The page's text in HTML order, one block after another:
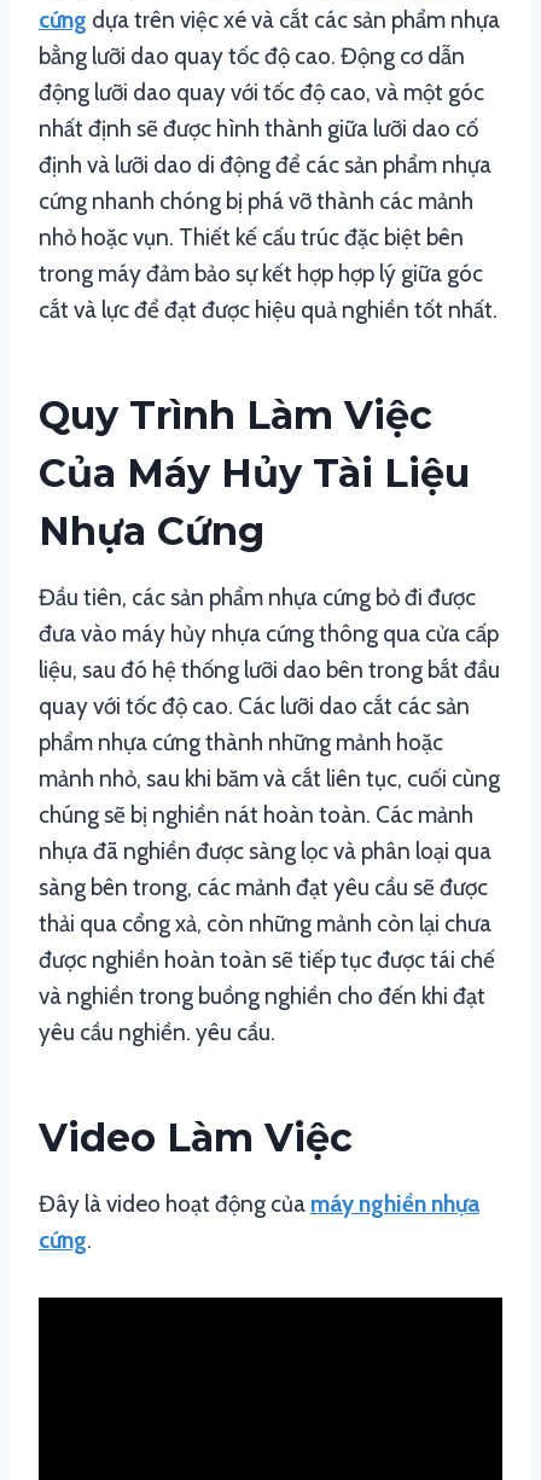
cứng dựa trên việc xé và cắt các sản phẩm nhựa
bằng lưỡi dao quay tốc độ cao. Động cơ dẫn
động lưỡi dao quay với tốc độ cao, và một góc
nhất định sẽ được hình thành giữa lưỡi dao cố
định và lưỡi dao di động để các sản phẩm nhựa
cứng nhanh chóng bị phá vỡ thành các mảnh
nhỏ hoặc vụn. Thiết kế cấu trúc đặc biệt bên
trong máy đảm bảo sự kết hợp hợp lý giữa góc
cắt và lực để đạt được hiệu quả nghiền tốt nhất.
Quy Trình Làm Việc
Của Máy Hủy Tài Liệu
Nhựa Cứng
Đầu tiên, các sản phẩm nhựa cứng bỏ đi được
đưa vào máy hủy nhựa cứng thông qua cửa cấp
liệu, sau đó hệ thống lưỡi dao bên trong bắt đầu
quay với tốc độ cao. Các lưỡi dao cắt các sản
phẩm nhựa cứng thành những mảnh hoặc
mảnh nhỏ, sau khi băm và cắt liên tục, cuối cùng
chúng sẽ bị nghiền nát hoàn toàn. Các mảnh
nhựa đã nghiền được sàng lọc và phân loại qua
sàng bên trong, các mảnh đạt yêu cầu sẽ được
thải qua cổng xả, còn những mảnh còn lại chưa
được nghiền hoàn toàn sẽ tiếp tục được tái chế
và nghiền trong buồng nghiền cho đến khi đạt
yêu cầu nghiền. yêu cầu.
Video Làm Việc
Đây là video hoạt động của máy nghiền nhựa
cứng.